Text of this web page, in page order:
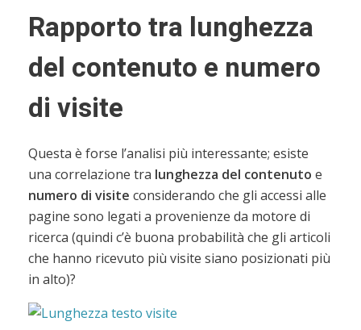
Rapporto tra lunghezza
del contenuto e numero
di visite
Questa è forse l’analisi più interessante; esiste
una correlazione tra lunghezza del contenuto e
numero di visite considerando che gli accessi alle
pagine sono legati a provenienze da motore di
ricerca (quindi c’è buona probabilità che gli articoli
che hanno ricevuto più visite siano posizionati più
in alto)?